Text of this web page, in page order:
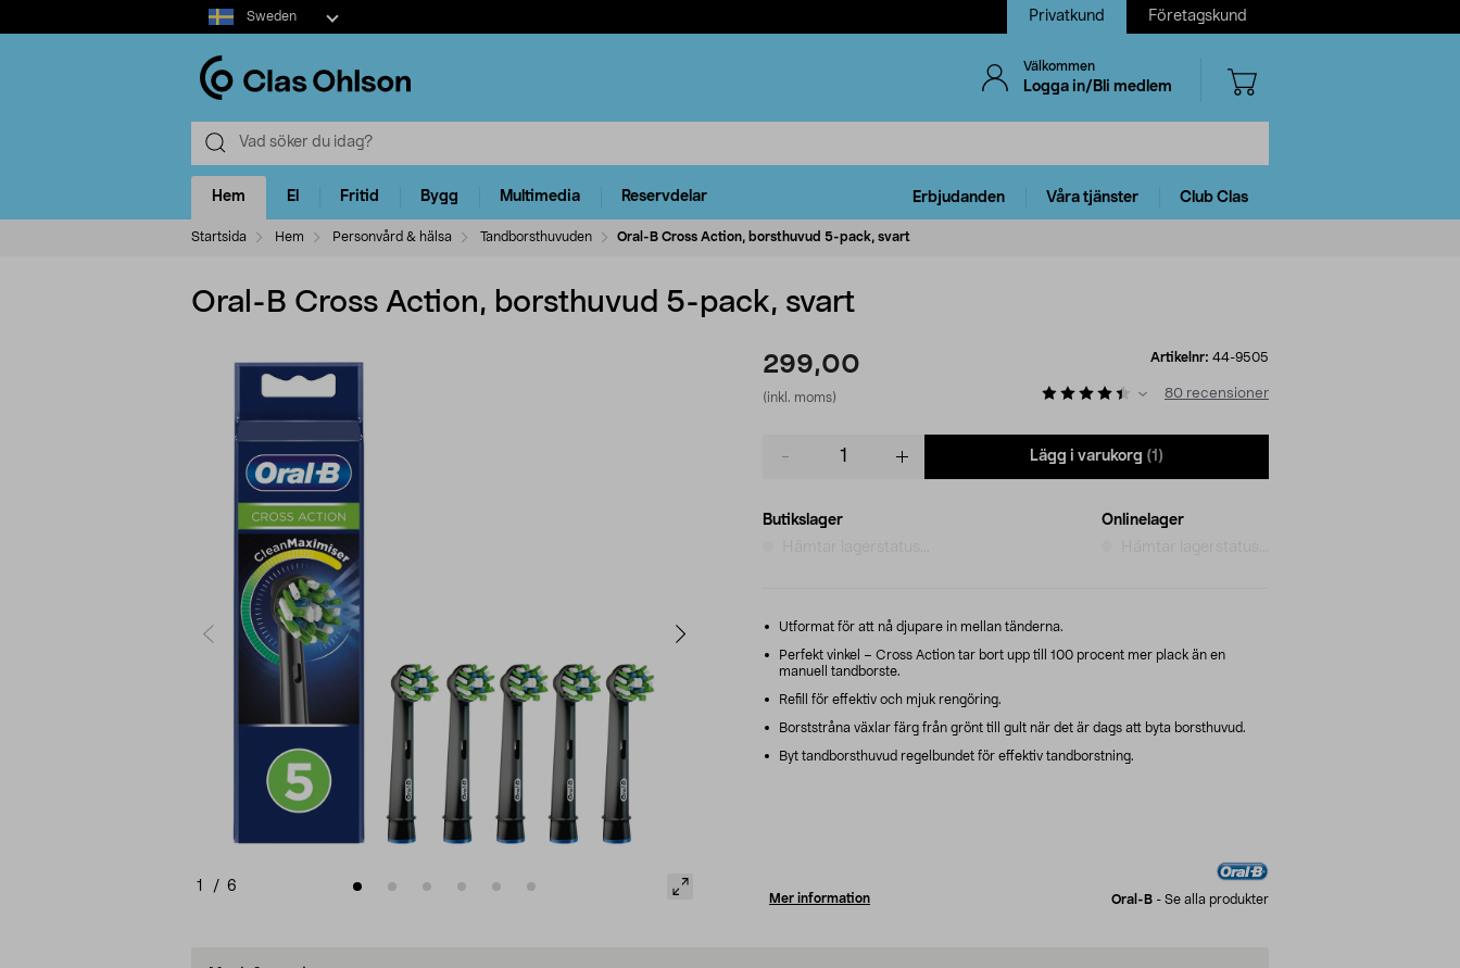
Select
market
Sweden Privatkund Företagskund
Välkommen
Logga in/Bli medlem
Hem El Fritid Bygg Multimedia Reservdelar Erbjudanden Våra tjänster Club Clas
Startsida Hem Personvård & hälsa Tandborsthuvuden Oral-B Cross Action, borsthuvud 5-pack, svart
Oral-B Cross Action, borsthuvud 5-pack, svart
1 / 6
299,00
(inkl. moms)
Artikelnr: 44-9505
80 recensioner
Lägg i varukorg (1)
Butikslager
Onlinelager
Utformat för att nå djupare in mellan tänderna.
Perfekt vinkel – Cross Action tar bort upp till 100 procent mer plack än en
manuell tandborste.
Refill för effektiv och mjuk rengöring.
Borststråna växlar färg från grönt till gult när det är dags att byta borsthuvud.
Byt tandborsthuvud regelbundet för effektiv tandborstning.
Mer information Oral-B - Se alla produkter